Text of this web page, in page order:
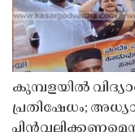
കുമ്പളയിൽ
പ്രതിഷേധം;